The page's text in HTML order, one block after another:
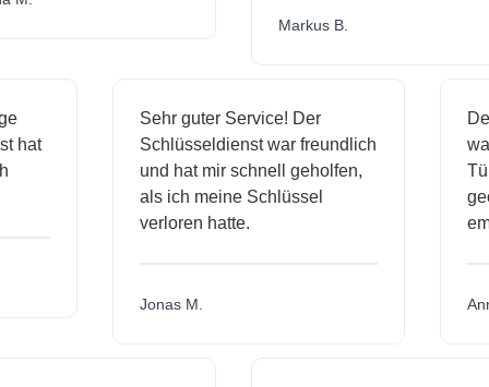
Markus B.
hat
Sehr guter Service! Der
Schlüsseldienst war freundlich
und hat mir schnell geholfen,
als ich meine Schlüssel
verloren hatte.
Jonas M.